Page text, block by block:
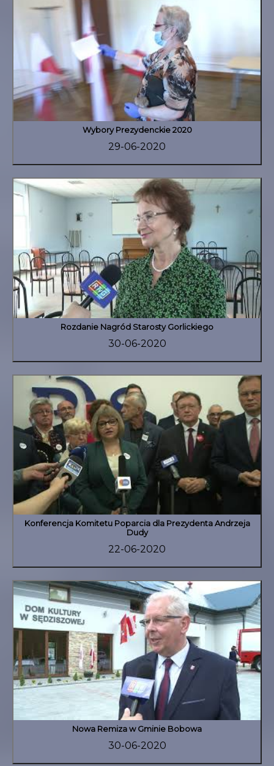
Wybory Prezydenckie 2020
29-06-2020
Rozdanie Nagród Starosty Gorlickiego
30-06-2020
Konferencja Komitetu Poparcia dla Prezydenta Andrzeja
Dudy
22-06-2020
Nowa Remiza w Gminie Bobowa
30-06-2020